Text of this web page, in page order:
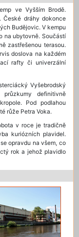
ve Vyšším Brodě.
České dráhy dokonce
Budějovic. V kempu
na ubytovně. Součástí
zastřešenou terasou.
doslova na každém
rafty či univerzální
Vyšebrodský
definitivně
Pod podlahou
růže Petra Voka.
v roce je tradičně
kuriózních plavidel.
opravdu na všem, co
rok a jehož plavidlo